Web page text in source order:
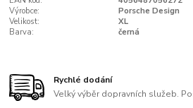
Výrobce:
Porsche Design
Velikost:
XL
Barva:
černá
Rychlé dodání
Velký výběr dopravních služeb.